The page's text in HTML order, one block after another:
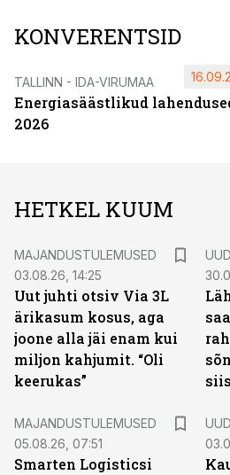
KONVERENTSID
TALLINN - IDA-VIRUMAA
Energiasäästlikud
2026
HETKEL KUUM
MAJANDUSTULEMUSED
03.08.26, 14:25
Uut juhti otsiv Via 3L
ärikasum kosus, aga
joone alla jäi enam kui
miljon kahjumit. “Oli
keerukas”
MAJANDUSTULEMUSED
05.08.26, 07:51
Smarten Logisticsi